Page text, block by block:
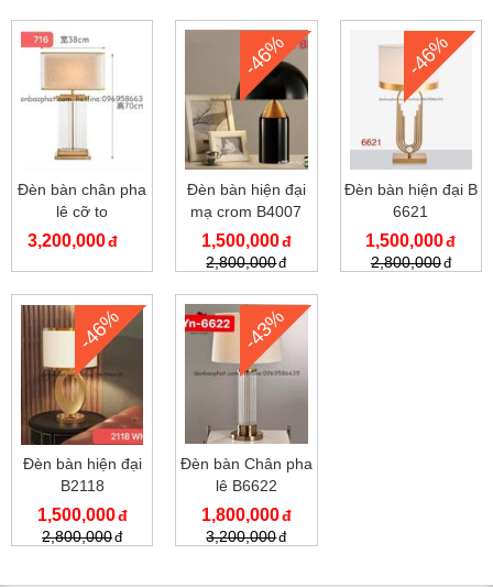
Đèn bàn chân pha
lê cỡ to
3,200,000
-46%
Đèn bàn hiện đại
mạ crom B4007
1,500,000
2,800,000
-46%
Đèn bàn hiện đại B
6621
1,500,000
2,800,000
-46%
Đèn bàn hiện đại
B2118
1,500,000
2,800,000
-43%
Đèn bàn Chân pha
lê B6622
1,800,000
3,200,000